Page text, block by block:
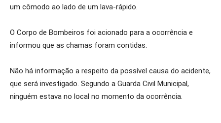
um cômodo ao lado de um lava-rápido.
O Corpo de Bombeiros foi acionado para a ocorrência e
informou que as chamas foram contidas.
Não há informação a respeito da possível causa do acidente,
que será investigado. Segundo a Guarda Civil Municipal,
ninguém estava no local no momento da ocorrência.